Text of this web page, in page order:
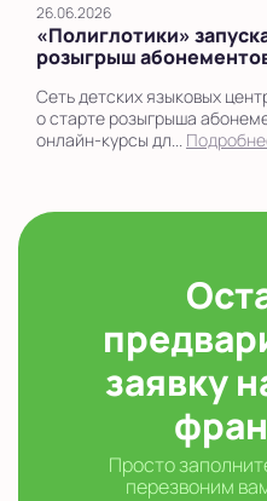
26.06.2026
«Полиглотики»
розыгрыш
Сеть детских языковых
о старте розыгрыша
онлайн-курсы дл...
заявку
Просто
перезвоним